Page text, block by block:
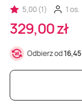
5,00 (1)
1 os.
329,00 zł
Odbierz od